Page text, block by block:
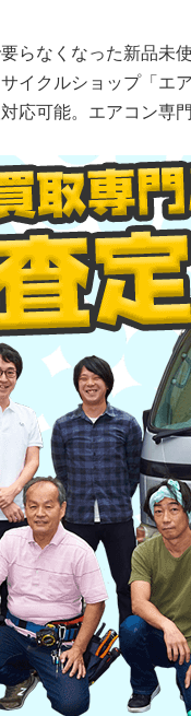
らなくなった新品未
イクルショップ「エ
応可能。エアコン専